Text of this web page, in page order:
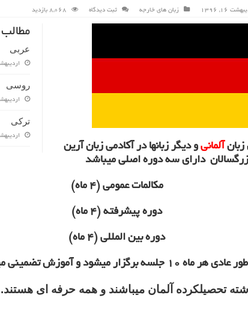
16, 1396 زبان های خارجه ثبت دیدگاه 8,068 بازدید
عربی
اردیبهشت 16,
روسی
اردیبهشت 16,
ترکی
اردیبهشت 16,
زبان آلمانی و دیگر زبانها در آکادمی زبان آرین
دارای سه دوره اصلی میباشد
مکالمات عمومی (4 ماه)
دوره پیشرفته (4 ماه)
دوره بین المللی (4 ماه)
هر ماه 10 جلسه برگزار میشود و آموزش تضمینی میباشد
تحصیلکرده آلمان میباشند و همه حرفه ای هستند.